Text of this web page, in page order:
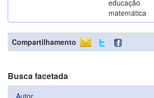
educação
matemática
Compartilhamento
Busca facetada
Autor